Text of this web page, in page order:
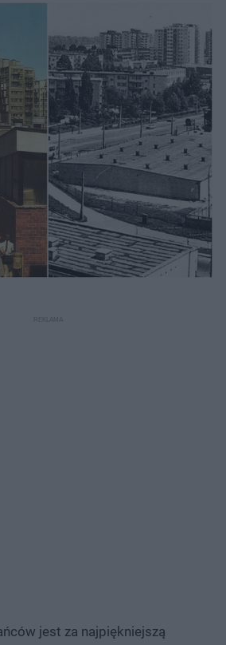
jest za najpiękniejszą